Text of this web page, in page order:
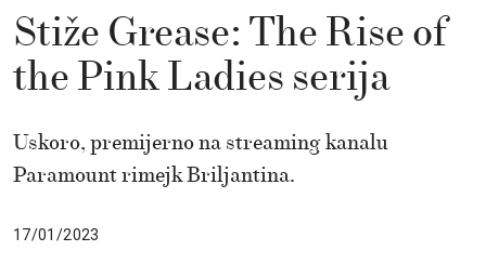
Stiže Grease: The Rise of
the Pink Ladies serija
Uskoro, premijerno na streaming kanalu
Paramount rimejk Briljantina.
17/01/2023